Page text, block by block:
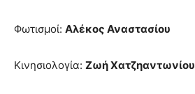
Φωτισμοί: Αλέκος Αναστασίου
Κινησιολογία: ΖωήΧατζηαντωνίου